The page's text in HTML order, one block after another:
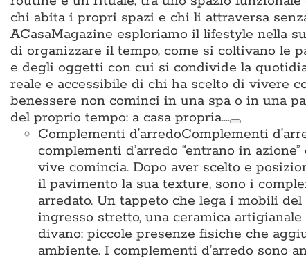
chi abita i propri spazi e chi li attraversa
ACasaMagazine esploriamo il lifestyle nella
di organizzare il tempo, come si coltivano le
e degli oggetti con cui si condivide la
reale e accessibile di chi ha scelto di vivere
benessere non cominci in una spa o in una
del proprio tempo: a casa propria.…
Complementi d’arredoComplementi
complementi d’arredo “entrano in
vive comincia. Dopo aver scelto e
il pavimento la sua texture, sono i
arredato. Un tappeto che lega i mobili
ingresso stretto, una ceramica
divano: piccole presenze fisiche che
ambiente. I complementi d’arredo sono